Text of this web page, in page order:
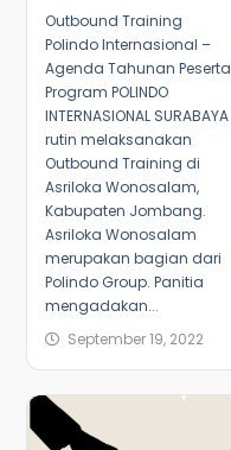
Outbound Training
Polindo Internasional –
Agenda Tahunan Peserta
Program POLINDO
INTERNASIONAL SURABAYA
rutin melaksanakan
Outbound Training di
Asriloka Wonosalam,
Kabupaten Jombang.
Asriloka Wonosalam
merupakan bagian dari
Polindo Group. Panitia
mengadakan...
September 19, 2022